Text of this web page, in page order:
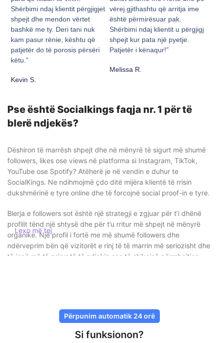
Shërbimi ndaj klientit përgjigjet
shpejt dhe mendon vërtet
bashkë me ty. Deri tani nuk
kam pasur rënie, kështu që
patjetër do të porosis përsëri
këtu.”
Kevin S.
vërej gjithashtu që arritja ime
është përmirësuar pak.
Shërbimi ndaj klientit u përgjigj
shpejt kur pata një pyetje.
Patjetër i kënaqur!”
Melissa R.
Pse është Socialkings faqja nr. 1 për të
blerë ndjekës?
Dëshiron të marrësh shpejt dhe në mënyrë të sigurt më shumë
followers, likes ose views në platforma si Instagram, TikTok,
YouTube ose Spotify? Atëherë je në vendin e duhur te
SocialKings. Ne ndihmojmë çdo ditë mijëra klientë të rrisin
dukshmërinë e tyre online dhe të forcojnë social proof-in e tyre.
Blerja e followers sot është një strategji e zgjuar për t’i dhënë
profilit tënd një shtysë dhe për t’u rritur më shpejt në mënyrë
organike. Një profil i fortë me më shumë followers dhe
ndërveprim bën që vizitorët e rinj të të marrin më seriozisht dhe
të jenë më të prirur të të ndjekin ose të shikojnë përmbajtjen
nevojë të ndash kurrë fjalëkalimin tënd, dhe të gjitha dërgesat
Lexo më tej
Përpunim automatik 24 orë
Si funksionon?